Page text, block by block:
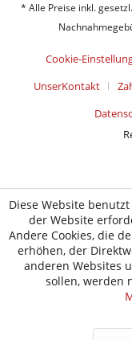
* Alle Preise inkl.
Cookie-
UnserKontakt
Diese Website
der Website
Andere Cookies, die
erhöhen, der
anderen Websites
sollen, werden